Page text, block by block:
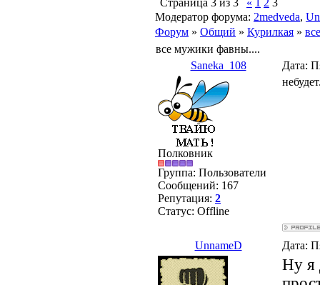
Страница 3 из 3 « 1 2 3
Модератор форума: 2medveda,
Форум » Общий » Курилкая »
все мужики фавны....
Saneka_108
Дата:
Полковник
Группа: Пользователи
Сообщений: 167
Репутация: 2
Статус: Offline
UnnameD Дата:
Ну я